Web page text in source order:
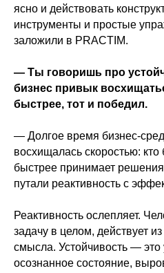
ясно и действовать
инструменты и простые
заложили в PRACTIM.
— Ты говоришь про
бизнес привык
быстрее, тот и победил.
— Долгое время бизнес-
восхищалась скоростью: кто
быстрее принимает
путали реактивность с
Реактивность ослепляет.
задачу в целом, действует
смысла. Устойчивость —
осознанное состояние,